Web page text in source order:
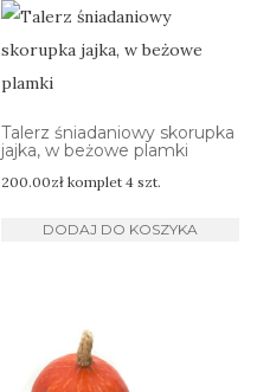
Talerz śniadaniowy skorupka
jajka, w beżowe plamki
200.00zł komplet 4 szt.
DODAJ DO KOSZYKA